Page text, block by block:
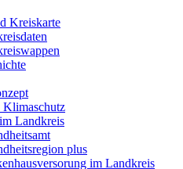
Kreiskarte
Klimaschutz
Landkreis
plus
im Landkreis